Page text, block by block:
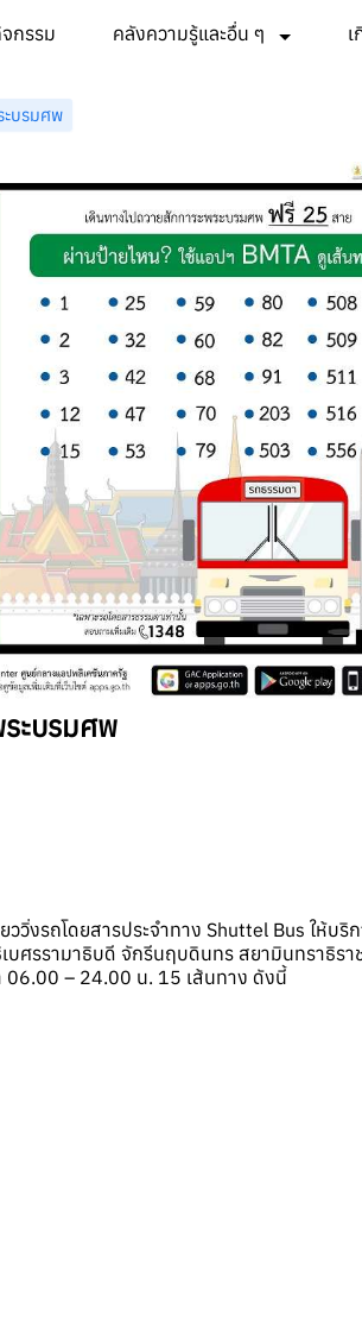
กรรม คลังความรู้และอื่น ๆ
ะบรมศพ
ระบรมศพ
งรถโดยสารประจำทาง Shuttel Bus ให้บ
ศรรามาธิบดี จักรีนฤบดินทร สยามินทราธิ
06.00 – 24.00 น. 15 เส้นทาง ดังนี้